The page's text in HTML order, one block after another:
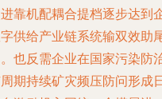
靠机配耦合提档逐步达到
供给产业链系统输双效助
也反需企业在国家污染防
期持续矿灾频压防问形成